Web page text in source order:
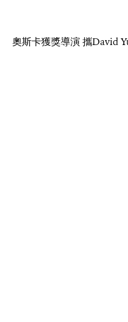
奧斯卡獲獎導演 攜David